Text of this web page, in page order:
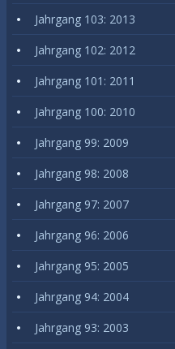
Jahrgang 103: 2013
Jahrgang 102: 2012
Jahrgang 101: 2011
Jahrgang 100: 2010
Jahrgang 99: 2009
Jahrgang 98: 2008
Jahrgang 97: 2007
Jahrgang 96: 2006
Jahrgang 95: 2005
Jahrgang 94: 2004
Jahrgang 93: 2003